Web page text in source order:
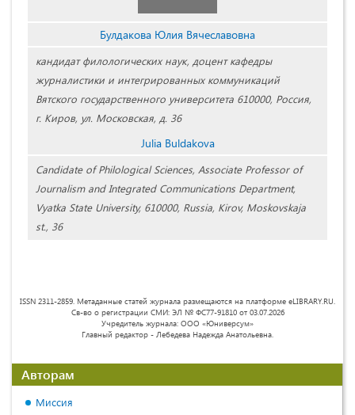
Булдакова Юлия Вячеславовна
кандидат филологических наук, доцент кафедры
журналистики и интегрированных коммуникаций
Вятского государственного университета 610000, Россия,
г. Киров, ул. Московская, д. 36
Julia Buldakova
Candidate of Philological Sciences, Associate Professor of
Journalism and Integrated Communications Department,
Vyatka State University, 610000, Russia, Kirov, Moskovskaja
st., 36
ISSN 2311-2859. Метаданные статей журнала размещаются на платформе eLIBRARY.RU.
Св-во о регистрации СМИ: ЭЛ № ФС77-91810 от 03.07.2026
Учредитель журнала: ООО «Юниверсум»
Главный редактор - Лебедева Надежда Анатольевна.
Авторам
Миссия